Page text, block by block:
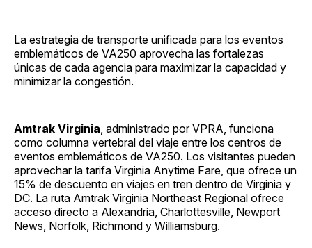
La estrategia de transporte unificada para los eventos
emblemáticos de VA250 aprovecha las fortalezas
únicas de cada agencia para maximizar la capacidad y
minimizar la congestión.
Amtrak Virginia , administrado por VPRA, funciona
como columna vertebral del viaje entre los centros de
eventos emblemáticos de VA250. Los visitantes pueden
aprovechar la tarifa Virginia Anytime Fare, que ofrece un
15% de descuento en viajes en tren dentro de Virginia y
DC. La ruta Amtrak Virginia Northeast Regional ofrece
acceso directo a Alexandria, Charlottesville, Newport
News, Norfolk, Richmond y Williamsburg.